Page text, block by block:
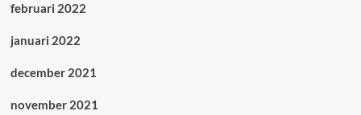
februari 2022
januari 2022
december 2021
november 2021